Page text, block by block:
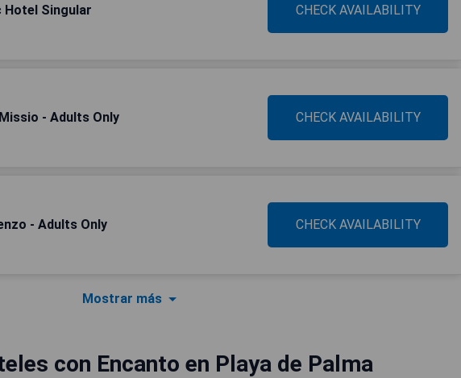
Hotel Singular CHECK AVAILABILITY
- Adults Only CHECK AVAILABILITY
- Adults Only CHECK AVAILABILITY
Mostrar más
con Encanto en Playa de Palma